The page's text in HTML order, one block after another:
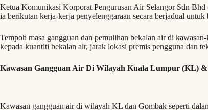
Ketua Komunikasi Korporat Pengurusan Air Selangor Sdn
ia berikutan kerja-kerja penyelenggaraan secara berjadual
Tempoh masa gangguan dan pemulihan bekalan air di
kepada kuantiti bekalan air, jarak lokasi premis pengguna dan
Kawasan Gangguan Air Di Wilayah Kuala Lumpur (KL)
Kawasan gangguan air di wilayah KL dan Gombak seperti